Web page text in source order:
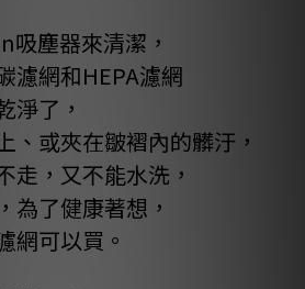
吸塵器來清潔，
濾網和HEPA濾網
淨了，
、或夾在皺褶內的髒汙，
走，又不能水洗，
為了健康著想，
網可以買。